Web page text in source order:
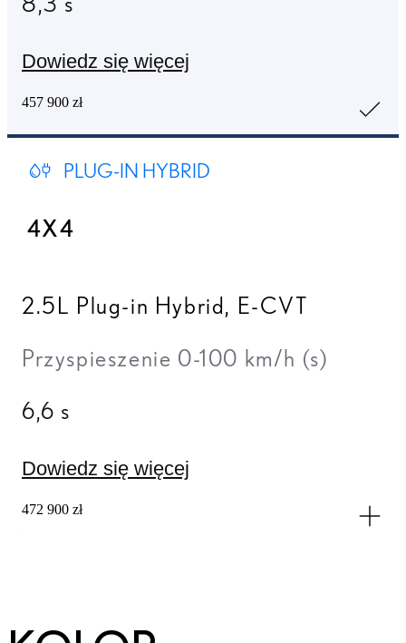
Dowiedz się więcej
457 900 zł
PLUG-IN HYBRID
4X4
2.5L Plug-in Hybrid, E-CVT
Przyspieszenie 0-100 km/h (s)
6,6 s
Dowiedz się więcej
472 900 zł